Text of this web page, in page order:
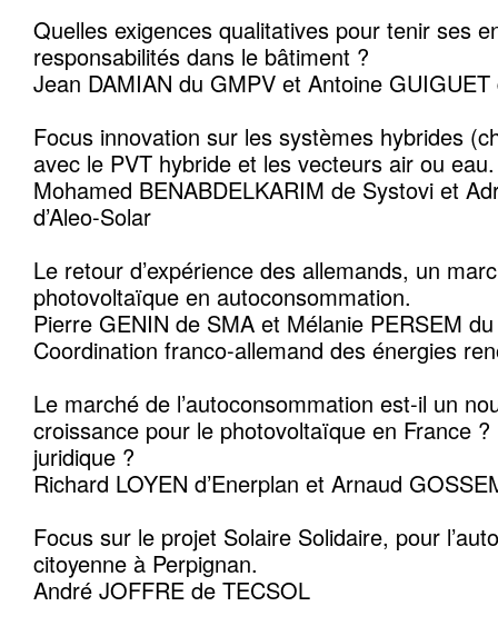
Quelles exigences qualitatives pour tenir ses
responsabilités dans le bâtiment ?
Jean DAMIAN du GMPV et Antoine
Focus innovation sur les systèmes hybrides
avec le PVT hybride et les vecteurs air ou eau.
Mohamed BENABDELKARIM de Systovi et
d’Aleo-Solar
Le retour d’expérience des allemands, un
photovoltaïque en autoconsommation.
Pierre GENIN de SMA et Mélanie PERSEM
Coordination franco-allemand des énergies
Le marché de l’autoconsommation est-il un
croissance pour le photovoltaïque en France
juridique ?
Richard LOYEN d’Enerplan et Arnaud
Focus sur le projet Solaire Solidaire, pour
citoyenne à Perpignan.
André JOFFRE de TECSOL